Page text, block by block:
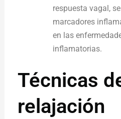
respuesta vagal,
marcadores
en las
inflamatorias.
Técnicas
relajación